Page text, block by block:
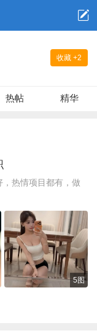
收藏 +2
热帖 精华
热情项目都有，做
5图